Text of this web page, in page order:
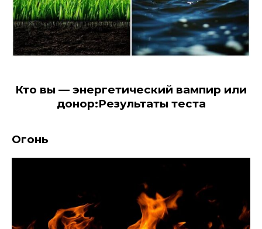
Кто вы — энергетический вампир или
донор:Результаты теста
Огонь